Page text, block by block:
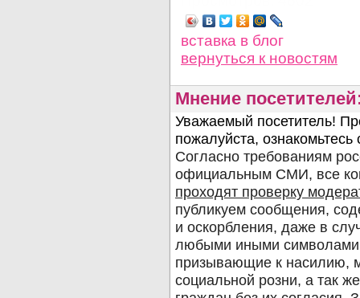
вставка в блог
вернуться к новостям
Мнение